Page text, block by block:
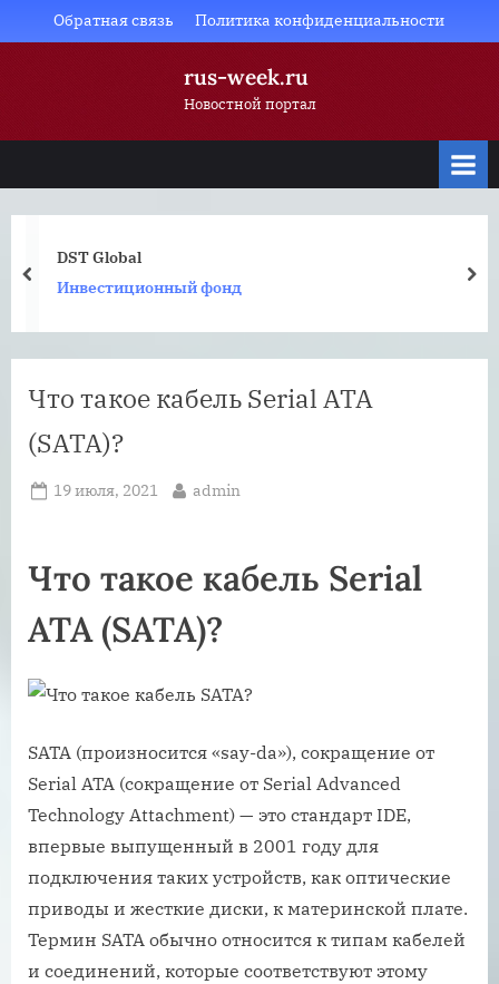
to
Обратная связь Политика конфиденциальности
rus-week.ru
Новостной портал
DST Global
Инвестиционный фонд
prev
Что такое кабель Serial ATA
(SATA)?
Posted
19 июля, 2021 By
admin
Что такое кабель Serial
ATA (SATA)?
SATA (произносится «say-da»), сокращение от
Serial ATA (сокращение от Serial Advanced
Technology Attachment) — это стандарт IDE,
впервые выпущенный в 2001 году для
подключения таких устройств, как оптические
приводы и жесткие диски, к материнской плате.
Термин SATA обычно относится к типам кабелей
и соединений, которые соответствуют этому